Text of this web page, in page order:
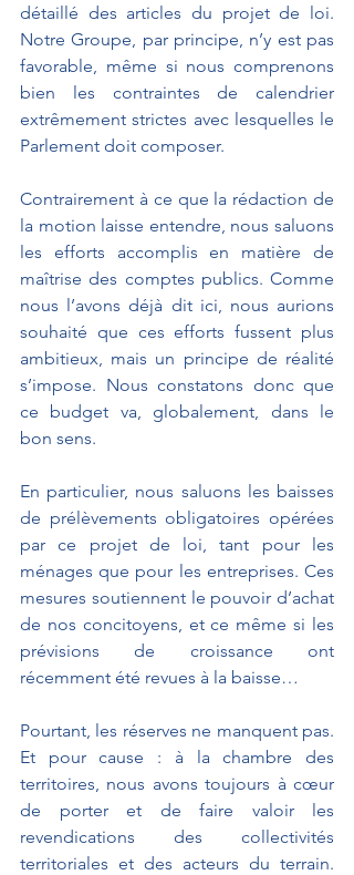
détaillé des articles du projet de loi.
Notre Groupe, par principe, n’y est pas
favorable, même si nous comprenons
bien les contraintes de calendrier
extrêmement strictes avec lesquelles le
Parlement doit composer.
Contrairement à ce que la rédaction de
la motion laisse entendre, nous saluons
les efforts accomplis en matière de
maîtrise des comptes publics. Comme
nous l’avons déjà dit ici, nous aurions
souhaité que ces efforts fussent plus
ambitieux, mais un principe de réalité
s’impose. Nous constatons donc que
ce budget va, globalement, dans le
bon sens.
En particulier, nous saluons les baisses
de prélèvements obligatoires opérées
par ce projet de loi, tant pour les
ménages que pour les entreprises. Ces
mesures soutiennent le pouvoir d’achat
de nos concitoyens, et ce même si les
prévisions de croissance ont
récemment été revues à la baisse…
Pourtant, les réserves ne manquent pas.
Et pour cause : à la chambre des
territoires, nous avons toujours à cœur
de porter et de faire valoir les
revendications des collectivités
territoriales et des acteurs du terrain.